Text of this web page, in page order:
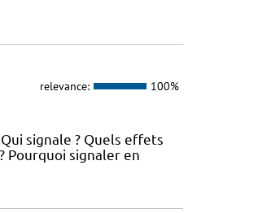
relevance: 100%
signale ? Quels effets
Pourquoi signaler en